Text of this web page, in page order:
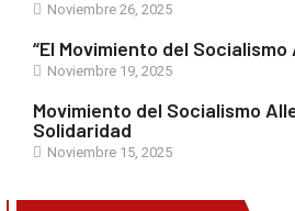
Noviembre 26, 2025
“El Movimiento del
Noviembre 19, 2025
Movimiento del Socialismo
Solidaridad
Noviembre 15, 2025